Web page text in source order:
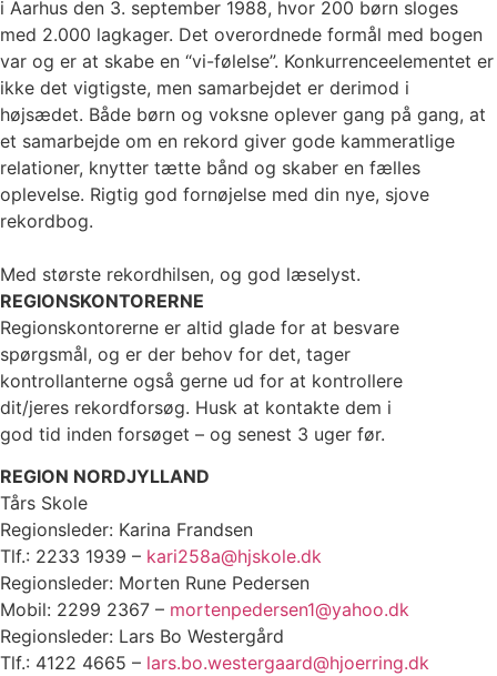
i Aarhus den 3. september 1988, hvor 200 børn sloges
med 2.000 lagkager. Det overordnede formål med bogen
var og er at skabe en “vi-følelse”. Konkurrenceelementet er
ikke det vigtigste, men samarbejdet er derimod i
højsædet. Både børn og voksne oplever gang på gang, at
et samarbejde om en rekord giver gode kammeratlige
relationer, knytter tætte bånd og skaber en fælles
oplevelse. Rigtig god fornøjelse med din nye, sjove
rekordbog.
Med største rekordhilsen, og god læselyst.
REGIONSKONTORERNE
Regionskontorerne er altid glade for at besvare
spørgsmål, og er der behov for det, tager
kontrollanterne også gerne ud for at kontrollere
dit/jeres rekordforsøg. Husk at kontakte dem i
god tid inden forsøget – og senest 3 uger før.
REGION NORDJYLLAND
Tårs Skole
Regionsleder: Karina Frandsen
Tlf.: 2233 1939 – kari258a@hjskole.dk
Regionsleder: Morten Rune Pedersen
Mobil: 2299 2367 – mortenpedersen1@yahoo.dk
Regionsleder: Lars Bo Westergård
Tlf.: 4122 4665 – lars.bo.westergaard@hjoerring.dk